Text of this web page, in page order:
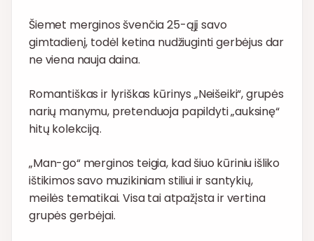
Šiemet merginos švenčia 25-ąjį savo
gimtadienį, todėl ketina nudžiuginti gerbėjus dar
ne viena nauja daina.
Romantiškas ir lyriškas kūrinys „Neišeiki“, grupės
narių manymu, pretenduoja papildyti „auksinę“
hitų kolekciją.
„Man-go“ merginos teigia, kad šiuo kūriniu išliko
ištikimos savo muzikiniam stiliui ir santykių,
meilės tematikai. Visa tai atpažįsta ir vertina
grupės gerbėjai.